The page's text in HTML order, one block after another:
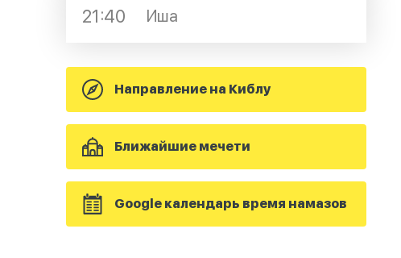
21:40 Иша
Направление на Киблу
Ближайшие мечети
Google календарь время намазов